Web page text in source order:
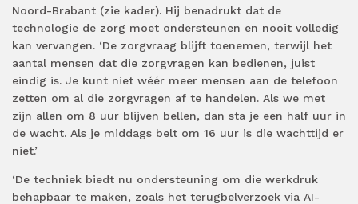
Noord-Brabant (zie kader). Hij benadrukt dat de
technologie de zorg moet ondersteunen en nooit volledig
kan vervangen. ‘De zorgvraag blijft toenemen, terwijl het
aantal mensen dat die zorgvragen kan bedienen, juist
eindig is. Je kunt niet wéér meer mensen aan de telefoon
zetten om al die zorgvragen af te handelen. Als we met
zijn allen om 8 uur blijven bellen, dan sta je een half uur in
de wacht. Als je middags belt om 16 uur is die wachttijd er
niet.’
‘De techniek biedt nu ondersteuning om die werkdruk
behapbaar te maken, zoals het terugbelverzoek via AI-